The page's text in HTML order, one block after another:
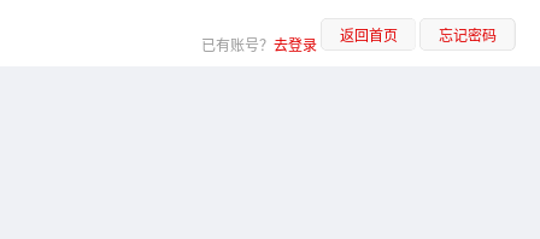
已有账号？ 去登录 返回首页 忘记密码